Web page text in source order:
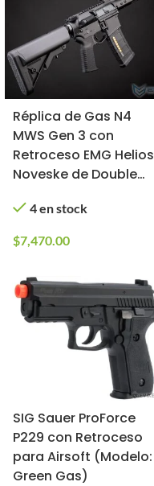
Réplica de Gas N4
MWS Gen 3 con
Retroceso EMG Helios
Noveske de Double
4 en stock
$7,470.00
SIG Sauer ProForce
P229 con Retroceso
para Airsoft (Modelo:
Green Gas)